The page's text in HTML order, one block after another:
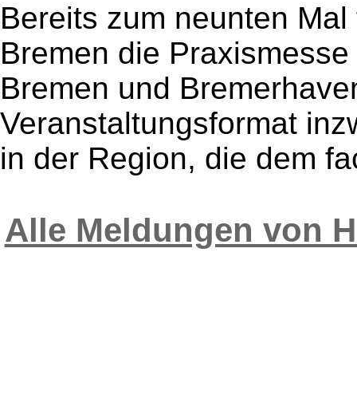
Bereits zum neunten
Bremen die
Bremen und
Veranstaltungsformat
in der Region, die dem
Alle Meldungen von